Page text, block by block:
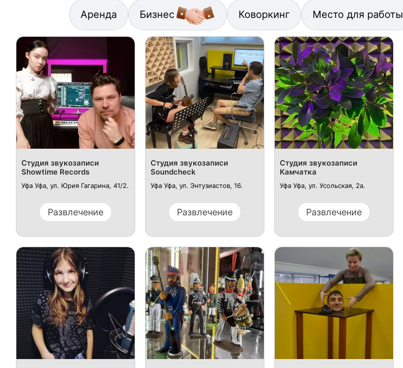
Аренда Бизнес Коворкинг Место для работы
Студия звукозаписи
Showtime Records
Уфа Уфа, ул. Юрия Гагарина, 41/2.
Развлечение
Студия звукозаписи
Soundcheck
Уфа Уфа, ул. ​Энтузиастов, 16.
Развлечение
Студия звукозаписи
Камчатка
Уфа Уфа, ул. ​Усольская, 2а.
Развлечение